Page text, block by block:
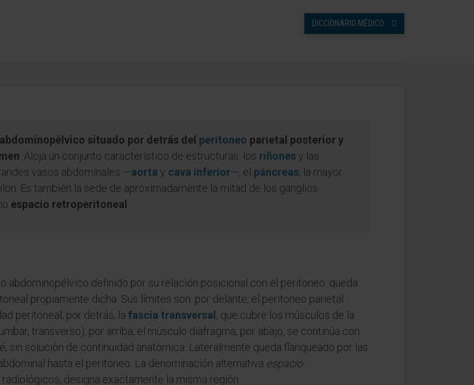
DICCIONARIO MÉDICO
situado por detrás del peritoneo parietal posterior y
. Aloja un conjunto característico de estructuras: los riñones y las
vasos abdominales —aorta y cava inferior—, el páncreas, la mayor
Es también la sede de aproximadamente la mitad de los ganglios
espacio retroperitoneal
abdominopélvico definido por su relación posicional con el peritoneo: queda
propiamente dicha. Sus límites son: por delante, el peritoneo parietal
peritoneal; por detrás, la fascia transversal , que cubre los músculos de la
transverso); por arriba, el músculo diafragma; por abajo, se continúa con
sin solución de continuidad anatómica. Lateralmente queda flanqueado por las
hasta el peritoneo. La denominación alternativa espacio
designa exactamente la misma región.